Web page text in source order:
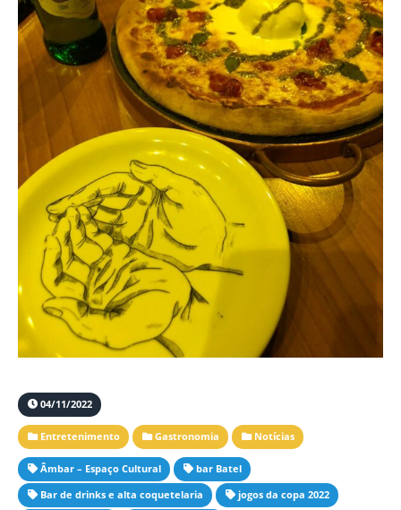
04/11/2022
Entretenimento Gastronomia Notícias
Âmbar – Espaço Cultural
bar Batel
Bar de drinks e alta coquetelaria
jogos da copa 2022